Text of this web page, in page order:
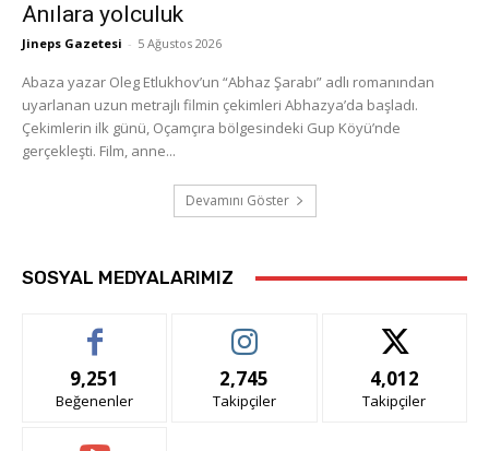
Anılara yolculuk
Jineps Gazetesi - 5 Ağustos 2026
Abaza yazar Oleg Etlukhov’un “Abhaz Şarabı” adlı romanından
uyarlanan uzun metrajlı filmin çekimleri Abhazya’da başladı.
Çekimlerin ilk günü, Oçamçıra bölgesindeki Gup Köyü’nde
gerçekleşti. Film, anne...
Devamını Göster
SOSYAL MEDYALARIMIZ
9,251
Beğenenler
2,745
Takipçiler
4,012
Takipçiler